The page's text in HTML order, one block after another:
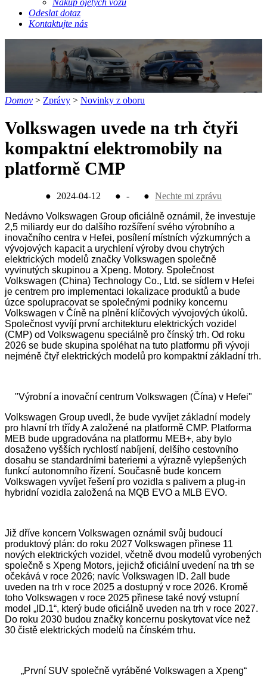
Nákup ojetých vozů
Odeslat dotaz
Kontaktujte nás
Domov > Zprávy > Novinky z oboru
Volkswagen uvede na trh čtyři
kompaktní elektromobily na
platformě CMP
● 2024-04-12 ● - ● Nechte mi zprávu
Nedávno Volkswagen Group oficiálně oznámil, že investuje
2,5 miliardy eur do dalšího rozšíření svého výrobního a
inovačního centra v Hefei, posílení místních výzkumných a
vývojových kapacit a urychlení výroby dvou chytrých
elektrických modelů značky Volkswagen společně
vyvinutých skupinou a Xpeng. Motory. Společnost
Volkswagen (China) Technology Co., Ltd. se sídlem v Hefei
je centrem pro implementaci lokalizace produktů a bude
úzce spolupracovat se společnými podniky koncernu
Volkswagen v Číně na plnění klíčových vývojových úkolů.
Společnost vyvíjí první architekturu elektrických vozidel
(CMP) od Volkswagenu speciálně pro čínský trh. Od roku
2026 se bude skupina spoléhat na tuto platformu při vývoji
nejméně čtyř elektrických modelů pro kompaktní základní trh.
"Výrobní a inovační centrum Volkswagen (Čína) v Hefei"
Volkswagen Group uvedl, že bude vyvíjet základní modely
pro hlavní trh třídy A založené na platformě CMP. Platforma
MEB bude upgradována na platformu MEB+, aby bylo
dosaženo vyšších rychlostí nabíjení, delšího cestovního
dosahu se standardními bateriemi a výrazně vylepšených
funkcí autonomního řízení. Současně bude koncern
Volkswagen vyvíjet řešení pro vozidla s palivem a plug-in
hybridní vozidla založená na MQB EVO a MLB EVO.
Již dříve koncern Volkswagen oznámil svůj budoucí
produktový plán: do roku 2027 Volkswagen přinese 11
nových elektrických vozidel, včetně dvou modelů vyrobených
společně s Xpeng Motors, jejichž oficiální uvedení na trh se
očekává v roce 2026; navíc Volkswagen ID. 2all bude
uveden na trh v roce 2025 a dostupný v roce 2026. Kromě
toho Volkswagen v roce 2025 přinese také nový vstupní
model „ID.1“, který bude oficiálně uveden na trh v roce 2027.
Do roku 2030 budou značky koncernu poskytovat více než
30 čistě elektrických modelů na čínském trhu.
„První SUV společně vyráběné Volkswagen a Xpeng“